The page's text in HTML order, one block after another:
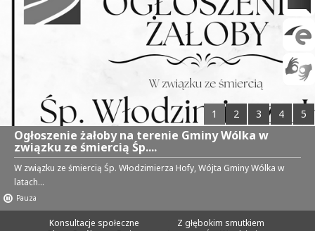
Ogłoszenie żałoby na terenie Gminy Wólka w
związku ze śmiercią Śp....
W związku ze śmiercią Śp. Włodzimierza Hofy, Wójta Gminy Wólka w
latach...
Pauza
Konsultacje społeczne
Z głębokim smutkiem
1 2 3 4 5